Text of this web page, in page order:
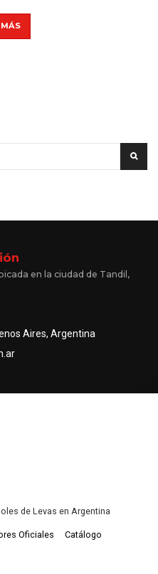
MÁS
en la ciudad de Tandil,
Aires, Argentina
de Levas en Argentina
Oficiales
Catálogo